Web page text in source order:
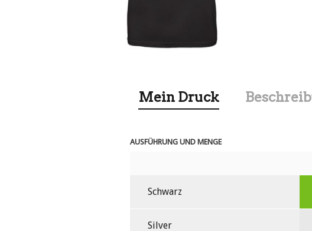
Mein Druck
AUSFÜHRUNG UND MENGE
Schwarz
Silver